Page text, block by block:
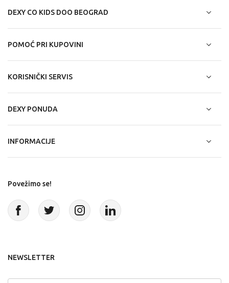
DEXY CO KIDS DOO BEOGRAD
POMOĆ PRI KUPOVINI
KORISNIČKI SERVIS
DEXY PONUDA
INFORMACIJE
Povežimo se!
NEWSLETTER